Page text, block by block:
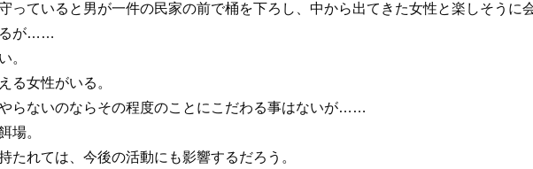
っていると男が一件の民家の前で桶を下ろし、中から出てきた女性と楽しそうに
るが……
。
る女性がいる。
らないのならその程度のことにこだわる事はないが……
場。
れては、今後の活動にも影響するだろう。